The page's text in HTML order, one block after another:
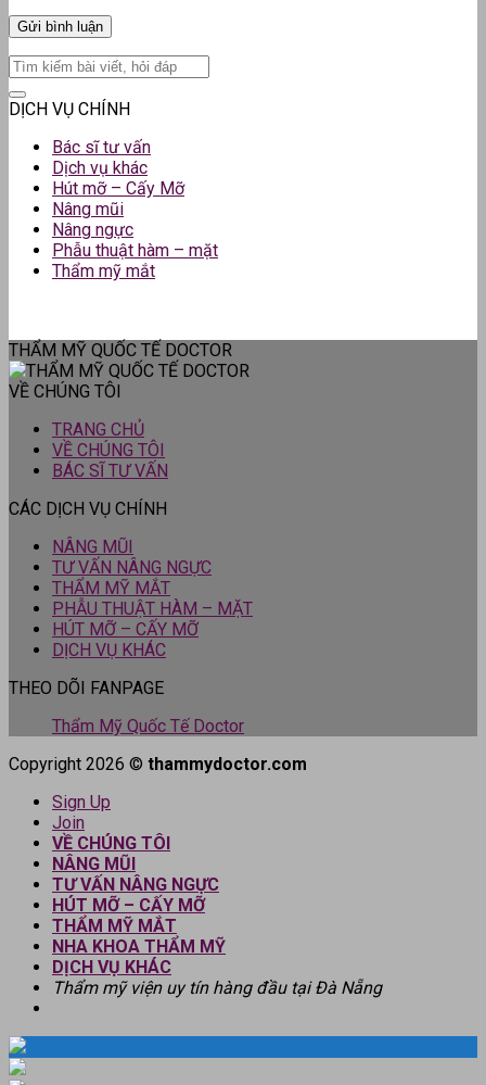
DỊCH VỤ CHÍNH
Bác sĩ tư vấn
Dịch vụ khác
Hút mỡ – Cấy Mỡ
Nâng mũi
Nâng ngực
Phẫu thuật hàm – mặt
Thẩm mỹ mắt
THẨM MỸ QUỐC TẾ DOCTOR
VỀ CHÚNG TÔI
TRANG CHỦ
VỀ CHÚNG TÔI
BÁC SĨ TƯ VẤN
CÁC DỊCH VỤ CHÍNH
NÂNG MŨI
TƯ VẤN NÂNG NGỰC
THẨM MỸ MẮT
PHẪU THUẬT HÀM – MẶT
HÚT MỠ – CẤY MỠ
DỊCH VỤ KHÁC
THEO DÕI FANPAGE
Thẩm Mỹ Quốc Tế Doctor
Copyright 2026 © thammydoctor.com
Sign Up
Join
VỀ CHÚNG TÔI
NÂNG MŨI
TƯ VẤN NÂNG NGỰC
HÚT MỠ – CẤY MỠ
THẨM MỸ MẮT
NHA KHOA THẨM MỸ
DỊCH VỤ KHÁC
Thẩm mỹ viện uy tín hàng đầu tại Đà Nẵng